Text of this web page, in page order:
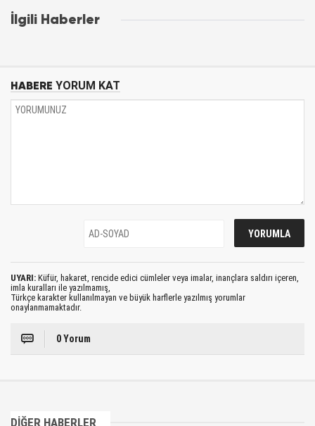
İlgili Haberler
HABERE YORUM KAT
UYARI: Küfür, hakaret, rencide edici cümleler veya imalar, inançlara saldırı içeren,
imla kuralları ile yazılmamış,
Türkçe karakter kullanılmayan ve büyük harflerle yazılmış yorumlar
onaylanmamaktadır.
0 Yorum
DİĞER HABERLER